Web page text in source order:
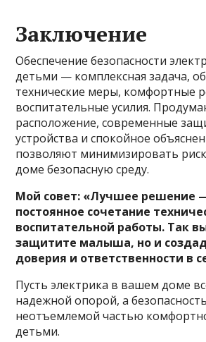
Заключение
Обеспечение безопасности
детьми — комплексная задача,
технические меры, комфортные
воспитательные усилия.
расположение, современные
устройства и спокойное
позволяют минимизировать
доме безопасную среду.
Мой совет: «Лучшее решение
постоянное сочетание
воспитательной работы. Так
защитите малыша, но и
доверия и ответственности в
Пусть электрика в вашем доме
надежной опорой, а
неотъемлемой частью
детьми.